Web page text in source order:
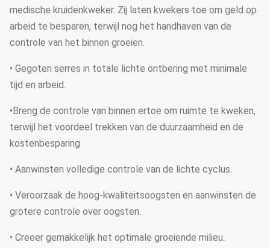
medische kruidenkweker. Zij laten kwekers toe om geld op
arbeid te besparen, terwijl nog het handhaven van de
controle van het binnen groeien.
• Gegoten serres in totale lichte ontbering met minimale
tijd en arbeid.
•Breng de controle van binnen ertoe om ruimte te kweken,
terwijl het voordeel trekken van de duurzaamheid en de
kostenbesparing
• Aanwinsten volledige controle van de lichte cyclus.
• Veroorzaak de hoog-kwaliteitsoogsten en aanwinsten de
grotere controle over oogsten.
• Creeer gemakkelijk het optimale groeiende milieu.